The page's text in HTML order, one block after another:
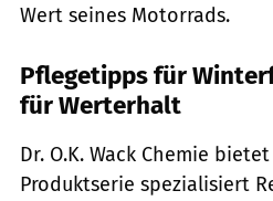
Wert seines Motorrads.
Pflegetipps für
für Werterhalt
Dr. O.K. Wack Chemie
Produktserie spezialisiert